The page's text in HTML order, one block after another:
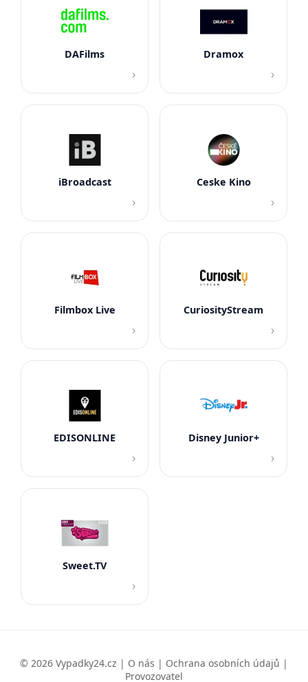
DAFilms
›
Dramox
›
iBroadcast
›
Ceske Kino
›
Filmbox Live
›
CuriosityStream
›
EDISONLINE
›
Disney Junior+
›
Sweet.TV
›
© 2026 Vypadky24.cz | O nás | Ochrana osobních údajů |
Provozovatel